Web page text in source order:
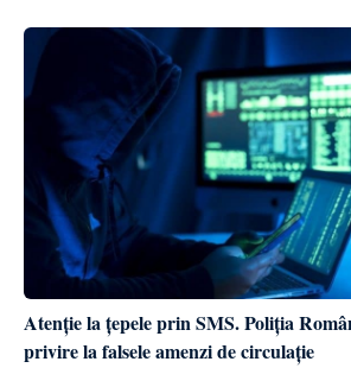
Atenție la țepele prin SMS. Poliția
privire la falsele amenzi de circulație